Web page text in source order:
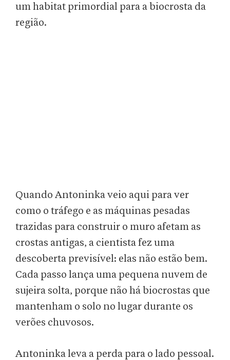
um habitat primordial para a biocrosta da
região.
Quando Antoninka veio aqui para ver
como o tráfego e as máquinas pesadas
trazidas para construir o muro afetam as
crostas antigas, a cientista fez uma
descoberta previsível: elas não estão bem.
Cada passo lança uma pequena nuvem de
sujeira solta, porque não há biocrostas que
mantenham o solo no lugar durante os
verões chuvosos.
Antoninka leva a perda para o lado pessoal.